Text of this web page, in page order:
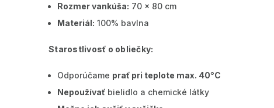
Rozmer vankúša: 70 x 80 cm
Materiál: 100% bavlna
Starostlivosť o obliečky:
Odporúčame prať pri teplote max. 40°C
Nepoužívať bielidlo a chemické látky